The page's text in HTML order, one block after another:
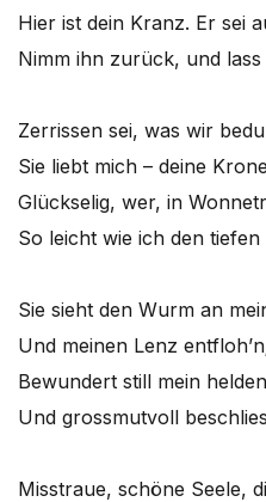
Hier ist dein Kranz. Er sei
Nimm ihn zurück, und lass
Zerrissen sei, was wir
Sie liebt mich – deine
Glückselig, wer, in
So leicht wie ich den
Sie sieht den Wurm an
Und meinen Lenz
Bewundert still mein
Und grossmutvoll
Misstraue, schöne Seele,